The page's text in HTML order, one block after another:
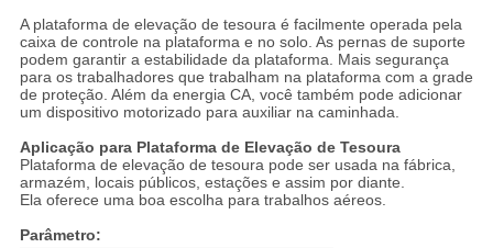
A plataforma de elevação de tesoura é facilmente operada pela
caixa de controle na plataforma e no solo. As pernas de suporte
podem garantir a estabilidade da plataforma. Mais segurança
para os trabalhadores que trabalham na plataforma com a grade
de proteção. Além da energia CA, você também pode adicionar
um dispositivo motorizado para auxiliar na caminhada.
Aplicação para Plataforma de Elevação de Tesoura
Plataforma de elevação de tesoura pode ser usada na fábrica,
armazém, locais públicos, estações e assim por diante.
Ela oferece uma boa escolha para trabalhos aéreos.
Parâmetro: